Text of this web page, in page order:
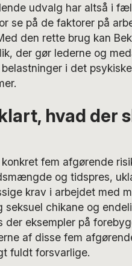
udvalg har altså i
se på de faktorer på
den rette brug kan
der gør lederne og
i det
hvad der
fem afgørende
og tidspres,
krav i arbejdet med
seksuel chikane og
eksempler på
af disse fem
fuldt forsvarlige.